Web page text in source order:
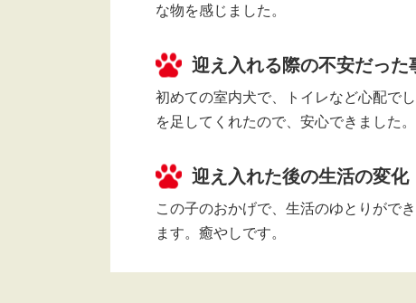
な物を感じました。
迎え入れる際の不安だった
初めての室内犬で、トイレなど心配で
を足してくれたので、安心できました。
迎え入れた後の生活の変化
この子のおかげで、生活のゆとりがで
ます。癒やしです。